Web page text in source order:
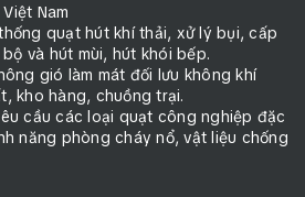
Nam
quạt hút khí thải, xử lý bụi, cấp
và hút mùi, hút khói bếp.
gió làm mát đối lưu không khí
kho hàng, chuồng trại.
cầu các loại quạt công nghiệp đặc
năng phòng cháy nổ, vật liệu chống